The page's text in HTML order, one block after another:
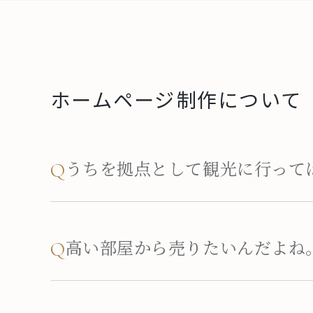
ホームページ制作について
Q うちを拠点として観光に行って
Q高い部屋から売りたいんだよね。